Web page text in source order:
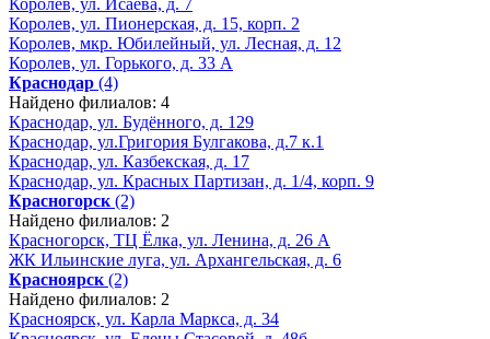
Королев, ул. Исаева, д. 7
Королев, ул. Пионерская, д. 15, корп. 2
Королев, мкр. Юбилейный, ул. Лесная, д. 12
Королев, ул. Горького, д. 33 А
Краснодар (4)
Найдено филиалов: 4
Краснодар, ул. Будённого, д. 129
Краснодар, ул.Григория Булгакова, д.7 к.1
Краснодар, ул. Казбекская, д. 17
Краснодар, ул. Красных Партизан, д. 1/4, корп. 9
Красногорск (2)
Найдено филиалов: 2
Красногорск, ТЦ Ёлка, ул. Ленина, д. 26 А
ЖК Ильинские луга, ул. Архангельская, д. 6
Красноярск (2)
Найдено филиалов: 2
Красноярск, ул. Карла Маркса, д. 34